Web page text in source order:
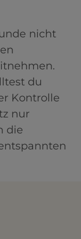
nicht
du
Kontrolle
nur
die